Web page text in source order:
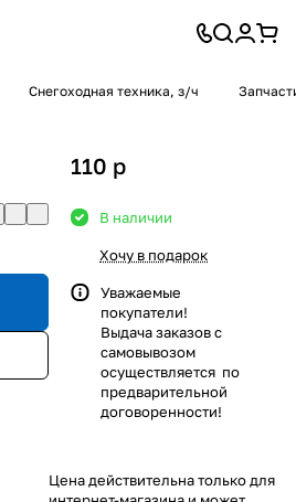
Снегоходная техника, з/ч
110 p
В наличии
Хочу в подарок
Уважаемые
покупатели!
Выдача заказов с
самовывозом
осуществляется по
предварительной
договоренности!
Цена действительна только для